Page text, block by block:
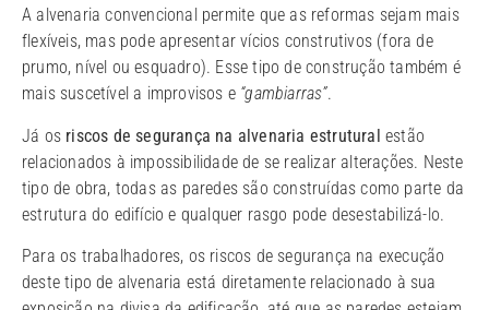
A alvenaria convencional permite que as reformas sejam mais
flexíveis, mas pode apresentar vícios construtivos (fora de
prumo, nível ou esquadro). Esse tipo de construção também é
mais suscetível a improvisos e “gambiarras”.
Já os riscos de segurança na alvenaria estrutural estão
relacionados à impossibilidade de se realizar alterações. Neste
tipo de obra, todas as paredes são construídas como parte da
estrutura do edifício e qualquer rasgo pode desestabilizá-lo.
Para os trabalhadores, os riscos de segurança na execução
deste tipo de alvenaria está diretamente relacionado à sua